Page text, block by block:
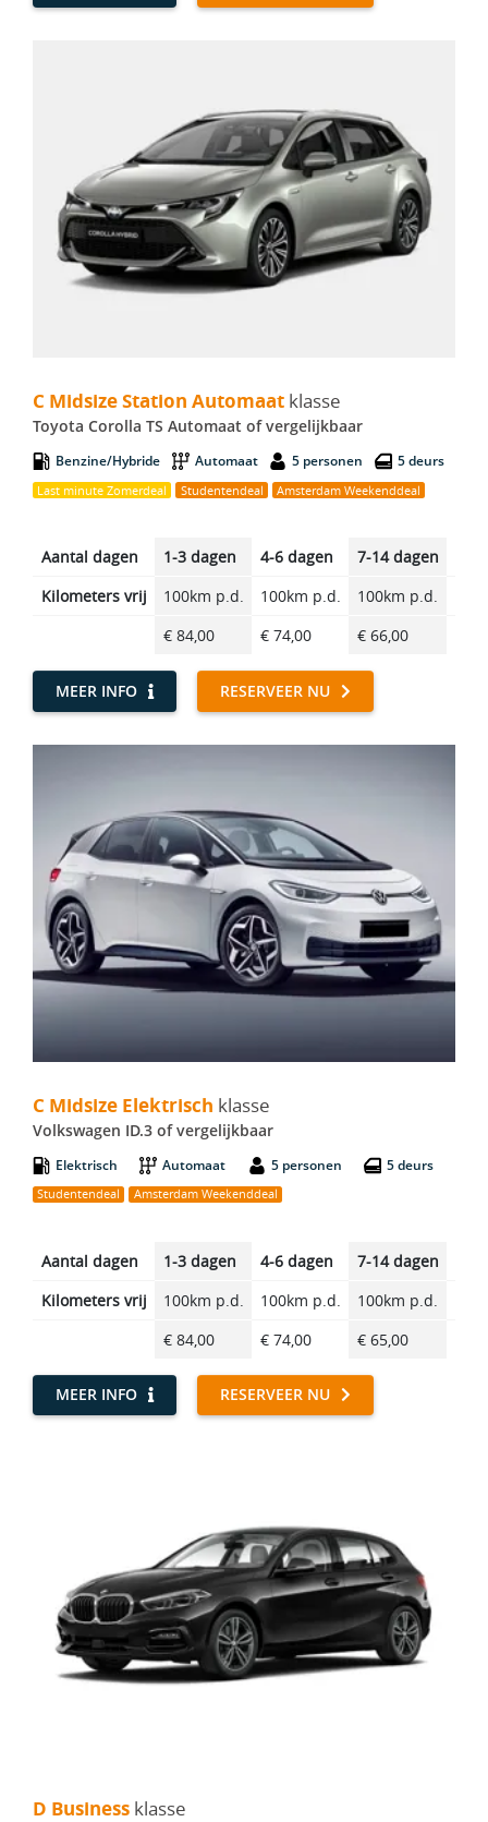
C Midsize Station Automaat klasse
Toyota Corolla TS Automaat of vergelijkbaar
Benzine/Hybride Automaat 5 personen 5 deurs
Last minute Zomerdeal Studentendeal Amsterdam Weekenddeal
Aantal dagen 1-3 dagen 4-6 dagen 7-14 dagen
Kilometers vrij
100km p.d. 100km p.d. 100km p.d.
€ 84,00
€ 74,00 € 66,00
MEER INFO RESERVEER NU
C Midsize Elektrisch klasse
Volkswagen ID.3 of vergelijkbaar
Elektrisch Automaat 5 personen 5 deurs
Studentendeal Amsterdam Weekenddeal
Aantal dagen 1-3 dagen 4-6 dagen 7-14 dagen
Kilometers vrij
100km p.d. 100km p.d. 100km p.d.
€ 84,00
€ 74,00 € 65,00
MEER INFO RESERVEER NU
D Business klasse